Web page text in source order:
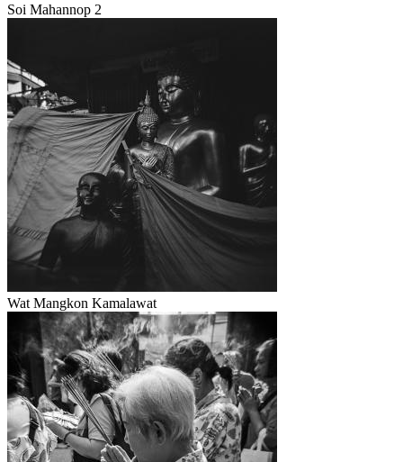
Soi Mahannop 2
Wat Mangkon Kamalawat